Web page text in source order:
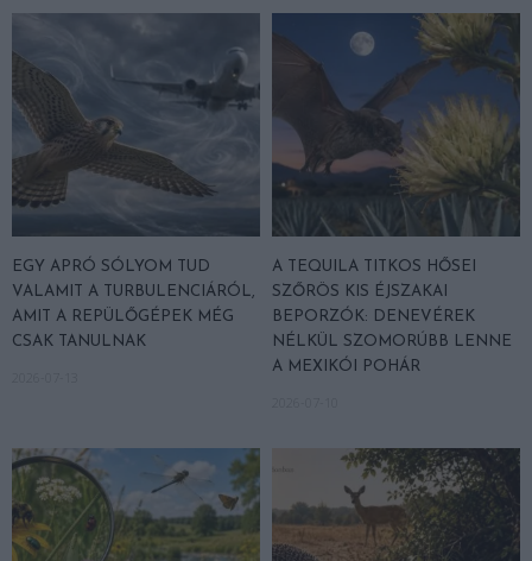
EGY APRÓ SÓLYOM TUD
VALAMIT A TURBULENCIÁRÓL,
AMIT A REPÜLŐGÉPEK MÉG
CSAK TANULNAK
A TEQUILA TITKOS HŐSEI
SZŐRÖS KIS ÉJSZAKAI
BEPORZÓK: DENEVÉREK
NÉLKÜL SZOMORÚBB LENNE
A MEXIKÓI POHÁR